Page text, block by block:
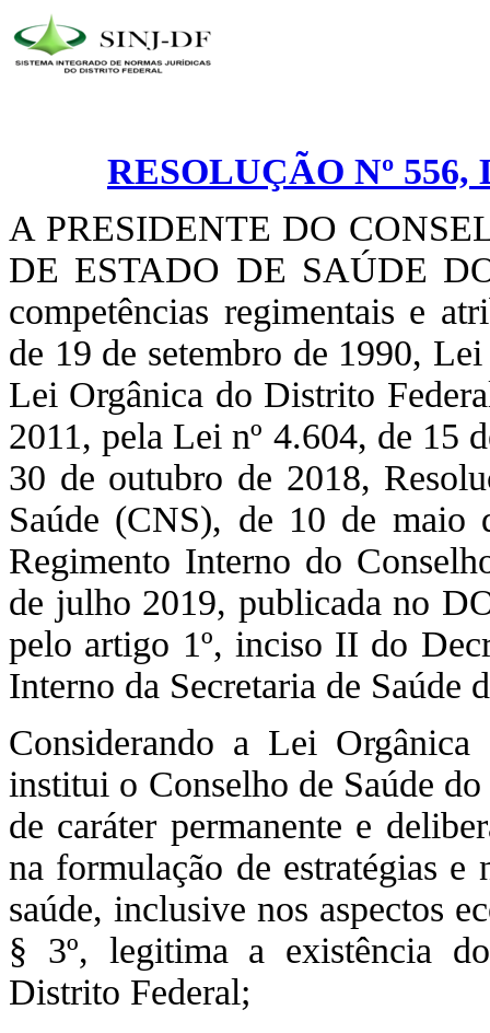
RESOLUÇÃO Nº
A PRESIDENTE DO
DE ESTADO DE SAÚDE
competências regimentais e
de 19 de setembro de 1990,
Lei Orgânica do Distrito
2011, pela Lei nº 4.604, de 15
30 de outubro de 2018,
Saúde (CNS), de 10 de maio
Regimento Interno do
de julho 2019, publicada no
pelo artigo 1º, inciso II do
Interno da Secretaria de Saúde
Considerando a Lei
institui o Conselho de Saúde
de caráter permanente e
na formulação de estratégias
saúde, inclusive nos aspectos
§ 3º, legitima a existência
Distrito Federal;